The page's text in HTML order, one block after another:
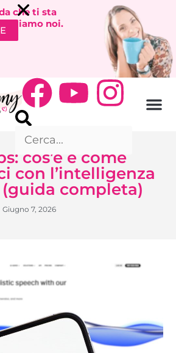
che ti sta
noi.
cos’è e come
con l’intelligenza
completa)
Giugno 7, 2026